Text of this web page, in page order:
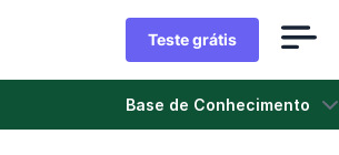
Teste grátis
Base de Conhecimento